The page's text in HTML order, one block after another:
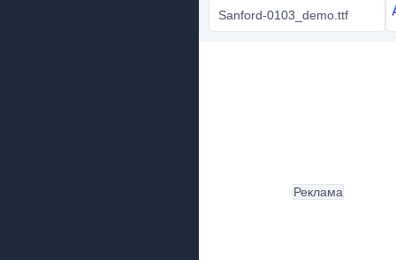
Sanford-0103_demo.ttf
Реклама